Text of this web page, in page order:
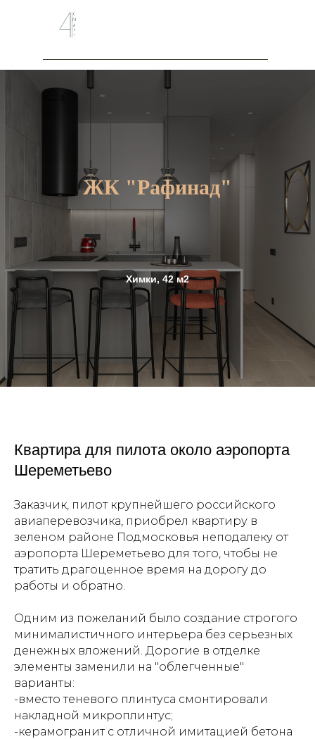
ЖК "Рафинад"
Химки, 42 м2
Квартира для пилота около аэропорта
Шереметьево
Заказчик, пилот крупнейшего российского
авиаперевозчика, приобрел квартиру в
зеленом районе Подмосковья неподалеку от
аэропорта Шереметьево для того, чтобы не
тратить драгоценное время на дорогу до
работы и обратно.
Одним из пожеланий было создание строгого
минималистичного интерьера без серьезных
денежных вложений. Дорогие в отделке
элементы заменили на "облегченные"
варианты:
-вместо теневого плинтуса смонтировали
накладной микроплинтус;
-керамогранит с отличной имитацией бетона